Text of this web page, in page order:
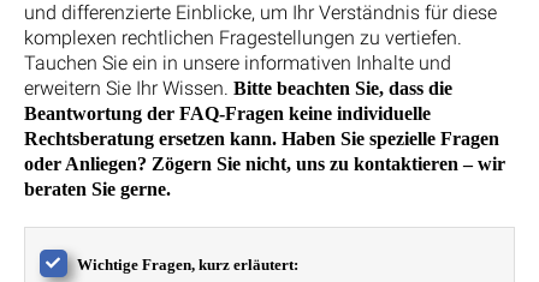
und differenzierte Einblicke, um Ihr Verständnis für diese
komplexen rechtlichen Fragestellungen zu vertiefen.
Tauchen Sie ein in unsere informativen Inhalte und
erweitern Sie Ihr Wissen. Bitte beachten Sie, dass die
Beantwortung der FAQ-Fragen keine individuelle
Rechtsberatung ersetzen kann. Haben Sie spezielle Fragen
oder Anliegen? Zögern Sie nicht, uns zu kontaktieren – wir
beraten Sie gerne.
Wichtige Fragen, kurz erläutert: